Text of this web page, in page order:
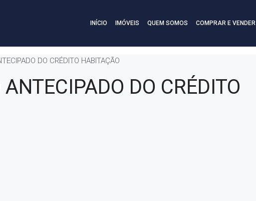
INÍCIO IMÓVEIS QUEM SOMOS COMPRAR E VENDER
DO CRÉDITO HABITAÇÃO
DO CRÉDITO